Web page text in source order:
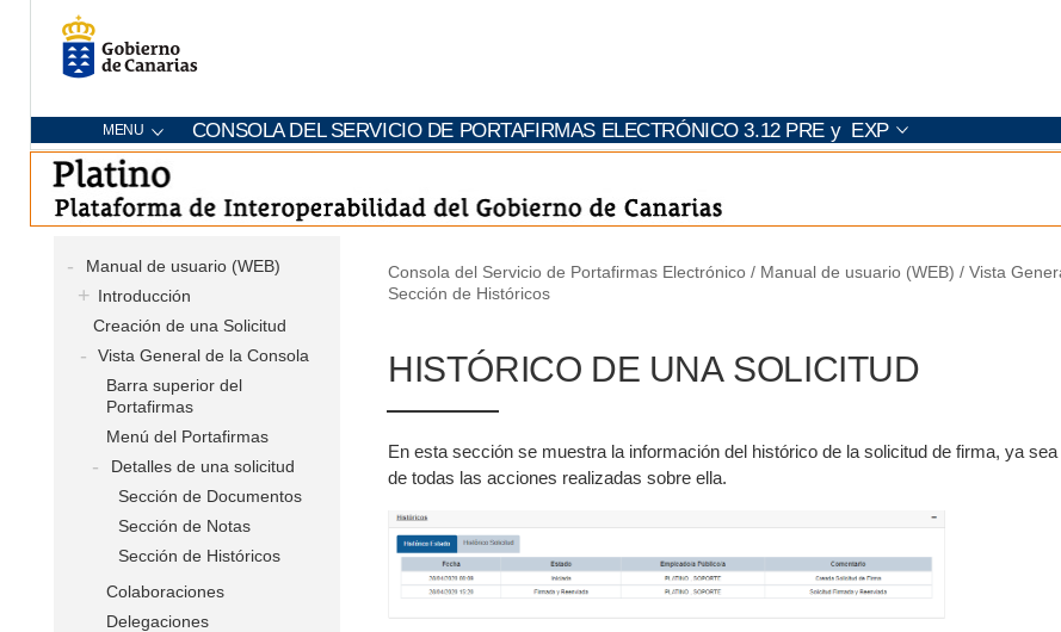
MENU CONSOLA DEL SERVICIO DE PORTAFIRMAS ELECTRÓNICO 3.12 PRE y EXP
Manual de usuario (WEB)
Introducción
Creación de una Solicitud
Vista General de la Consola
Barra superior del
Portafirmas
Menú del Portafirmas
Detalles de una solicitud
Sección de Documentos
Sección de Notas
Sección de Históricos
Colaboraciones
Delegaciones
Consola del Servicio de Portafirmas Electrónico Manual de usuario (WEB) Vista
Sección de Históricos
HISTÓRICO DE UNA SOLICITUD
En esta sección se muestra la información del histórico de la solicitud de firma, ya
de todas las acciones realizadas sobre ella.